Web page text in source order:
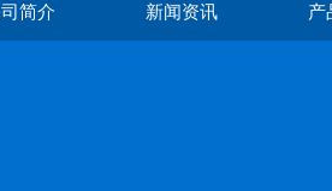
简介 新闻资讯 产